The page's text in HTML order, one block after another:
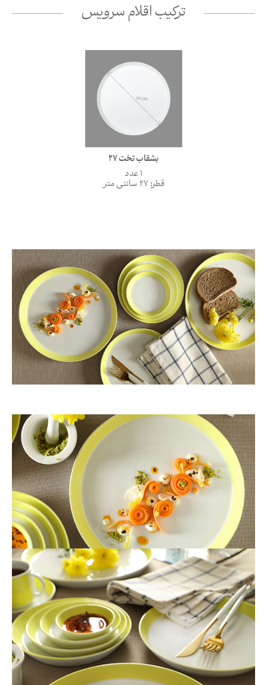
ترکیب اقلام سرویس
بشقاب تخت 27
1 عدد
قطر: 27 سانتی متر